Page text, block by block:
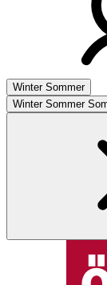
Winter Sommer
Winter Sommer